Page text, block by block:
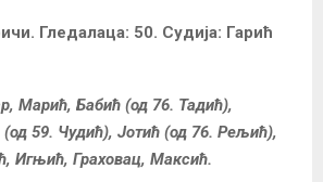
Гледалаца: 50. Судија: Гарић
Марић, Бабић (од 76. Тадић),
(од 59. Чудић), Јотић (од 76. Рељић),
Игњић, Граховац, Максић.